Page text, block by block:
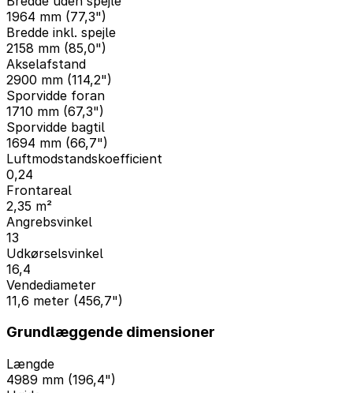
1964 mm (77,3")
Bredde inkl. spejle
2158 mm (85,0")
Akselafstand
2900 mm (114,2")
Sporvidde foran
1710 mm (67,3")
Sporvidde bagtil
1694 mm (66,7")
Luftmodstandskoefficient
0,24
Frontareal
2,35 m²
Angrebsvinkel
13
Udkørselsvinkel
16,4
Vendediameter
11,6 meter (456,7")
Grundlæggende dimensioner
Længde
4989 mm (196,4")